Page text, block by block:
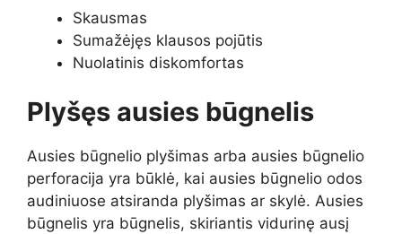
Skausmas
Sumažėjęs klausos pojūtis
Nuolatinis diskomfortas
Plyšęs ausies būgnelis
Ausies būgnelio plyšimas arba ausies būgnelio
perforacija yra būklė, kai ausies būgnelio odos
audiniuose atsiranda plyšimas ar skylė. Ausies
būgnelis yra būgnelis, skiriantis vidurinę ausį